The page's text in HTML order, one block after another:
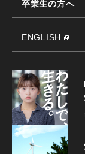
卒業生の方へ
ENGLISH